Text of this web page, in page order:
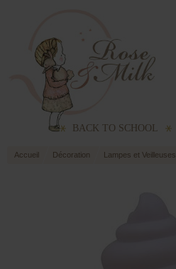
BACK TO SCHOOL
Accueil Décoration Lampes et Veilleuses